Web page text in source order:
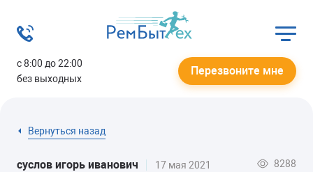
с 8:00 до 22:00
без выходных
Перезвоните мне
Вернуться назад
суслов игорь иванович 17 мая 2021 8288